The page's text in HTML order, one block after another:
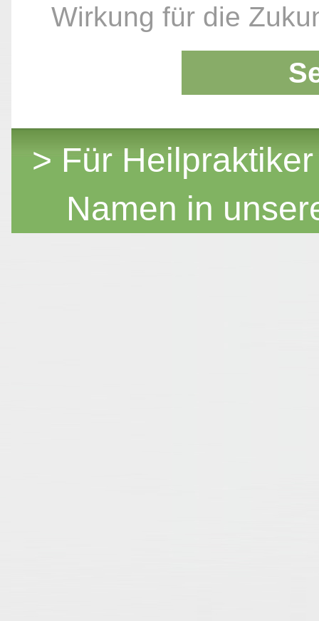
Wirkung für die
> Für
Namen in